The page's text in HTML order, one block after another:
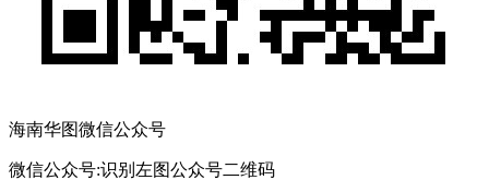
海南华图微信公众号
微信公众号:识别左图公众号二维码